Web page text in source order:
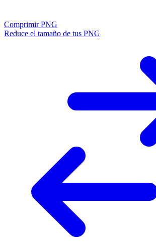
Comprimir PNG
Reduce el tamaño de tus PNG